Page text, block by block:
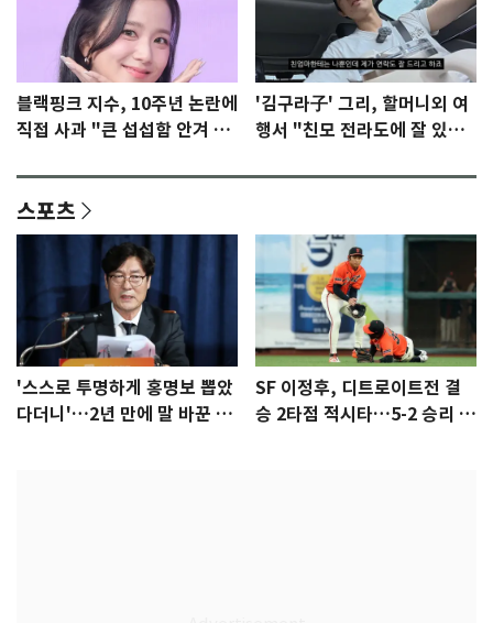
블랙핑크 지수, 10주년 논란에
직접 사과 "큰 섭섭함 안겨 미
'김구라子' 그리, 할머니외 여
행서 "친모 전라도에 잘 있
스포츠
'스스로 투명하게 홍명보 뽑았
다더니'…2년 만에 말 바꾼 이
SF 이정후, 디트로이트전 결
승 2타점 적시타…5-2 승리 견